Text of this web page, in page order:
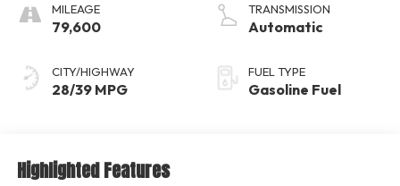
MILEAGE
79,600
CITY/HIGHWAY
28/39 MPG
TRANSMISSION
Automatic
FUEL TYPE
Gasoline Fuel
Highlighted Features